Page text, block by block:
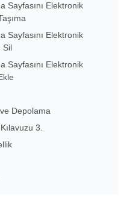
Sayfasını Elektronik
Sayfasını Elektronik
Sil
Sayfasını Elektronik
Depolama
3.